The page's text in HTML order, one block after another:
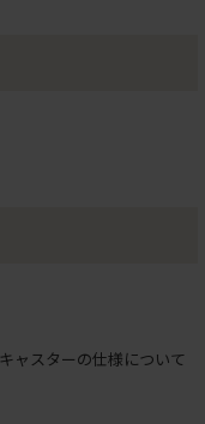
キャスターの仕様について